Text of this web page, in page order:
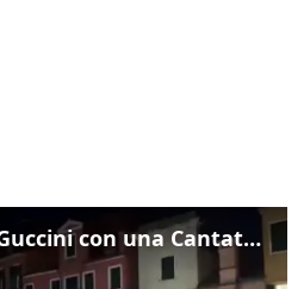
Venezia omaggia Guccini con una Cantata Anarchica in campo Santa Margherita